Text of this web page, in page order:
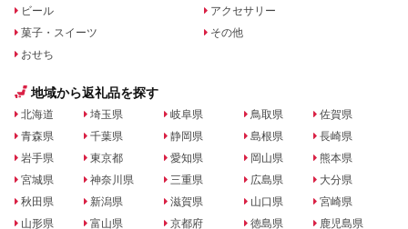
ビール
菓子・スイーツ
おせち
アクセサリー
その他
地域から返礼品を探す
北海道
青森県
岩手県
宮城県
秋田県
山形県
埼玉県
千葉県
東京都
神奈川県
新潟県
富山県
岐阜県
静岡県
愛知県
三重県
滋賀県
京都府
鳥取県
島根県
岡山県
広島県
山口県
徳島県
佐賀県
長崎県
熊本県
大分県
宮崎県
鹿児島県